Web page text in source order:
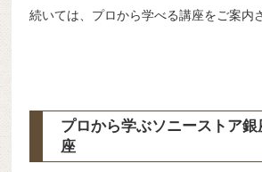
続いては、プロから学べる講座をご案内
プロから学ぶソニーストア
座